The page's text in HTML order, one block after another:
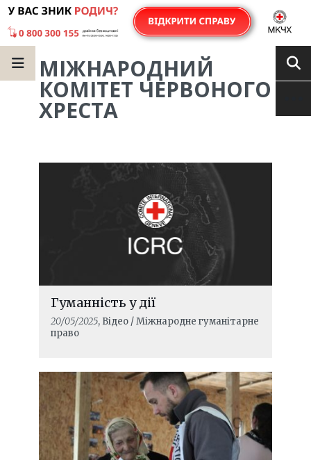
МІЖНАРОДНИЙ
КОМІТЕТ ЧЕРВОНОГО
ХРЕСТА
Гуманність у дії
20/05/2025, Відео / Міжнародне гуманітарне
право